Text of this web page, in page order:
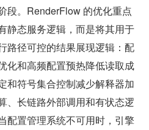
段。RenderFlow 的优化重点
静态服务逻辑，而是将其用于
路径可控的结果展现逻辑：配
化和高频配置预热降低读取成
和符号集合控制减少解释器加
、长链路外部调用和有状态逻
配置管理系统不可用时，引擎